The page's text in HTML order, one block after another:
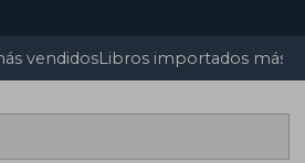
vendidosLibros importados más